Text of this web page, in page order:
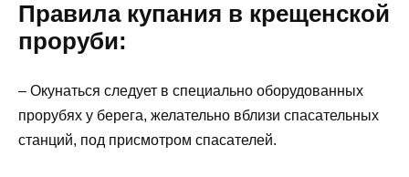
Правила купания в крещенской
проруби:
– Окунаться следует в специально оборудованных
прорубях у берега, желательно вблизи спасательных
станций, под присмотром спасателей.